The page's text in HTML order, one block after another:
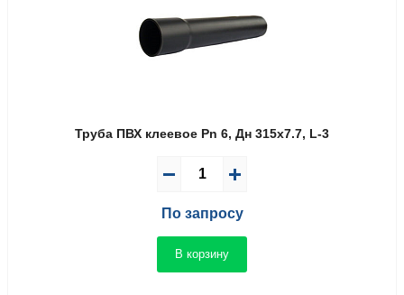
Труба ПВХ клеевое Pn 6, Дн 315х7.7, L-3
По запросу
В корзину